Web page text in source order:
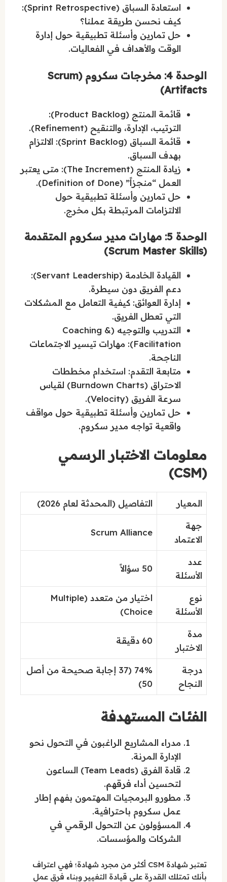
استعادة السباق (Sprint Retrospective):
كيف نحسن طريقة عملنا؟
حل تمارين وأسئلة تطبيقية حول إدارة
الوقت والأهداف في الفعاليات.
الوحدة 4: مخرجات سكروم (Scrum
Artifacts)
قائمة المنتج (Product Backlog):
الترتيب، الإدارة، والتنقيح (Refinement).
قائمة السباق (Sprint Backlog): الالتزام
بهدف السباق.
زيادة المنتج (The Increment): متى يعتبر
العمل “منجزاً” (Definition of Done).
حل تمارين وأسئلة تطبيقية حول
الالتزامات المرتبطة بكل مخرج.
الوحدة 5: مهارات مدير سكروم المتقدمة
(Scrum Master Skills)
القيادة الخادمة (Servant Leadership):
دعم الفريق دون سيطرة.
إدارة العوائق: كيفية التعامل مع المشكلات
التي تعطل الفريق.
التدريب والتوجيه (Coaching &
Facilitation): مهارات تيسير الاجتماعات
الناجحة.
متابعة التقدم: استخدام مخططات
الاحتراق (Burndown Charts) لقياس
سرعة الفريق (Velocity).
حل تمارين وأسئلة تطبيقية حول مواقف
واقعية تواجه مدير سكروم.
معلومات الاختبار الرسمي
(CSM)
المعيار التفاصيل (المحدثة لعام 2026)
جهة
الاعتماد
Scrum Alliance
عدد
الأسئلة
50 سؤالاً
نوع
الأسئلة
اختيار من متعدد (Multiple
Choice)
مدة
الاختبار
60 دقيقة
درجة
النجاح
74% (37 إجابة صحيحة من أصل
50)
الفئات المستهدفة
مدراء المشاريع الراغبون في التحول نحو
الإدارة المرنة.
قادة الفرق (Team Leads) الساعون
لتحسين أداء فرقهم.
مطورو البرمجيات المهتمون بفهم إطار
عمل سكروم باحترافية.
المسؤولون عن التحول الرقمي في
الشركات والمؤسسات.
تعتبر شهادة CSM أكثر من مجرد شهادة؛ فهي اعتراف
بأنك تمتلك القدرة على قيادة التغيير وبناء فرق عمل